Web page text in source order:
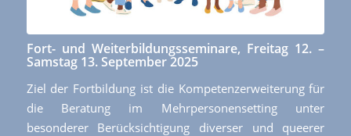
Fort- und Weiterbildungsseminare, Freitag 12. –
Samstag 13. September 2025
Ziel der Fortbildung ist die Kompetenzerweiterung für
die Beratung im Mehrpersonensetting unter
besonderer Berücksichtigung diverser und queerer